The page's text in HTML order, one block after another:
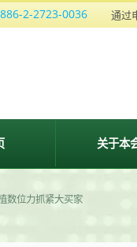
886-2-2723-0036 通过
关于本
数位力抓紧大买家